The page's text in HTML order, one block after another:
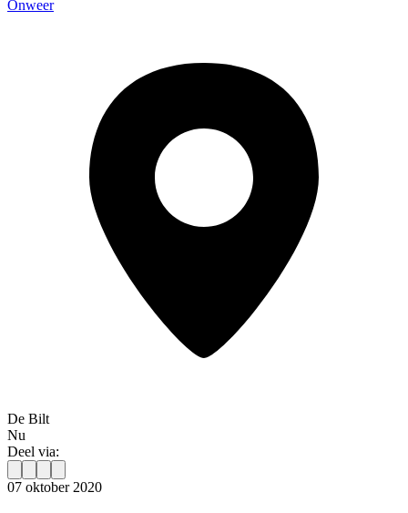
Onweer
De Bilt
Nu
Deel via:
07 oktober 2020